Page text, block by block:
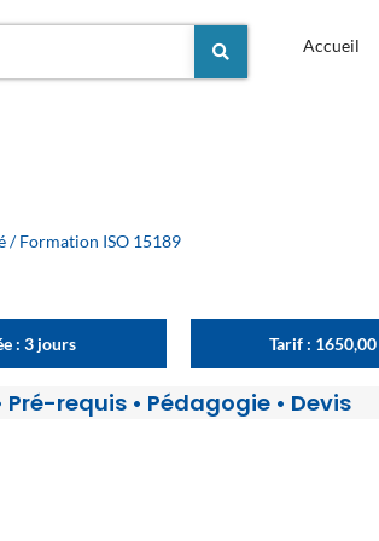
Accueil
/ Formation ISO 15189
: 3 jours Tarif : 1650,00
Pré-requis• Pédagogie• Devis